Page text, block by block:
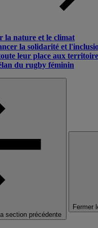
la nature et le climat
la solidarité et
leur place aux
du rugby féminin
section précédente
Fermer